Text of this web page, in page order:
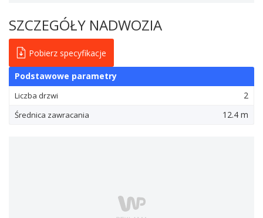
SZCZEGÓŁY NADWOZIA
Pobierz specyfikacje
Podstawowe parametry
Liczba drzwi 2
Średnica zawracania 12.4 m